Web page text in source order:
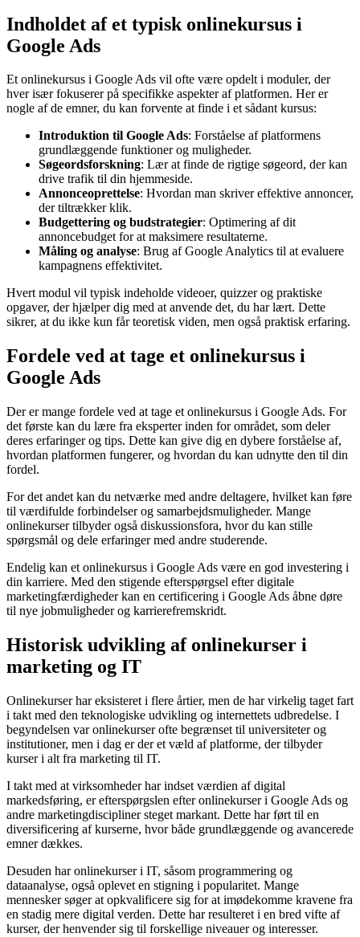
Indholdet af et typisk onlinekursus i
Google Ads
Et onlinekursus i Google Ads vil ofte være opdelt i moduler, der
hver især fokuserer på specifikke aspekter af platformen. Her er
nogle af de emner, du kan forvente at finde i et sådant kursus:
Introduktion til Google Ads: Forståelse af platformens
grundlæggende funktioner og muligheder.
Søgeordsforskning: Lær at finde de rigtige søgeord, der kan
drive trafik til din hjemmeside.
Annonceoprettelse: Hvordan man skriver effektive annoncer,
der tiltrækker klik.
Budgettering og budstrategier: Optimering af dit
annoncebudget for at maksimere resultaterne.
Måling og analyse: Brug af Google Analytics til at evaluere
kampagnens effektivitet.
Hvert modul vil typisk indeholde videoer, quizzer og praktiske
opgaver, der hjælper dig med at anvende det, du har lært. Dette
sikrer, at du ikke kun får teoretisk viden, men også praktisk erfaring.
Fordele ved at tage et onlinekursus i
Google Ads
Der er mange fordele ved at tage et onlinekursus i Google Ads. For
det første kan du lære fra eksperter inden for området, som deler
deres erfaringer og tips. Dette kan give dig en dybere forståelse af,
hvordan platformen fungerer, og hvordan du kan udnytte den til din
fordel.
For det andet kan du netværke med andre deltagere, hvilket kan føre
til værdifulde forbindelser og samarbejdsmuligheder. Mange
onlinekurser tilbyder også diskussionsfora, hvor du kan stille
spørgsmål og dele erfaringer med andre studerende.
Endelig kan et onlinekursus i Google Ads være en god investering i
din karriere. Med den stigende efterspørgsel efter digitale
marketingfærdigheder kan en certificering i Google Ads åbne døre
til nye jobmuligheder og karrierefremskridt.
Historisk udvikling af onlinekurser i
marketing og IT
Onlinekurser har eksisteret i flere årtier, men de har virkelig taget fart
i takt med den teknologiske udvikling og internettets udbredelse. I
begyndelsen var onlinekurser ofte begrænset til universiteter og
institutioner, men i dag er der et væld af platforme, der tilbyder
kurser i alt fra marketing til IT.
I takt med at virksomheder har indset værdien af digital
markedsføring, er efterspørgslen efter onlinekurser i Google Ads og
andre marketingdiscipliner steget markant. Dette har ført til en
diversificering af kurserne, hvor både grundlæggende og avancerede
emner dækkes.
Desuden har onlinekurser i IT, såsom programmering og
dataanalyse, også oplevet en stigning i popularitet. Mange
mennesker søger at opkvalificere sig for at imødekomme kravene fra
en stadig mere digital verden. Dette har resulteret i en bred vifte af
kurser, der henvender sig til forskellige niveauer og interesser.